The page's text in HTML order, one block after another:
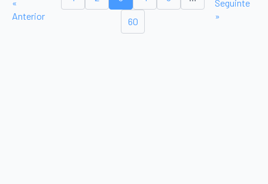
«
Anterior
60
Seguinte
»